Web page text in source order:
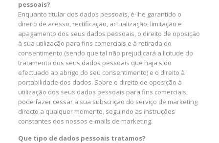
pessoais?
Enquanto titular dos dados pessoais, é-lhe garantido o
direito de acesso, rectificação, actualização, limitação e
apagamento dos seus dados pessoais, o direito de oposição
à sua utilização para fins comerciais e à retirada do
consentimento (sendo que tal não prejudicará a licitude do
tratamento dos seus dados pessoais que haja sido
efectuado ao abrigo do seu consentimento) e o direito à
portabilidade dos dados. Sobre o direito de oposição à
utilização dos seus dados pessoais para fins comerciais,
pode fazer cessar a sua subscrição do serviço de marketing
directo a qualquer momento, seguindo as instruções
constantes dos nossos e-mails de marketing.
Que tipo de dados pessoais tratamos?